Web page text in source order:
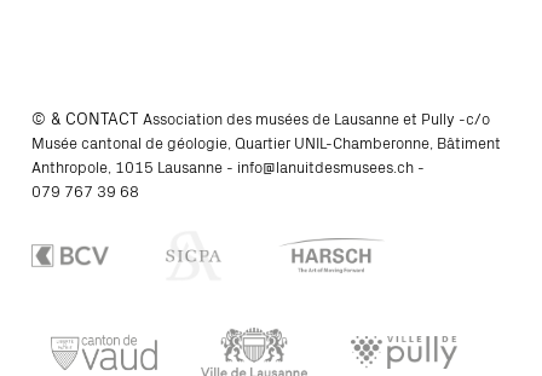
© & CONTACT Association des musées de Lausanne et Pully -c/o
Musée cantonal de géologie, Quartier UNIL-Chamberonne, Bâtiment
Anthropole, 1015 Lausanne - info@lanuitdesmusees.ch-
079 767 39 68